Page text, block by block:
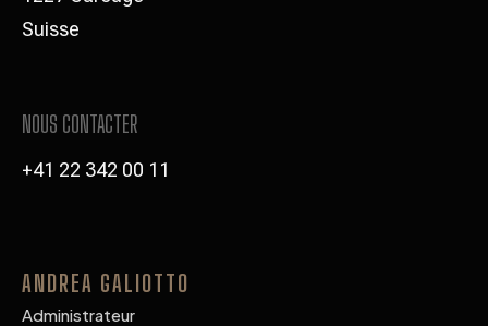
Suisse
NOUS CONTACTER
+41 22 342 00 11
ANDREA GALIOTTO
Administrateur